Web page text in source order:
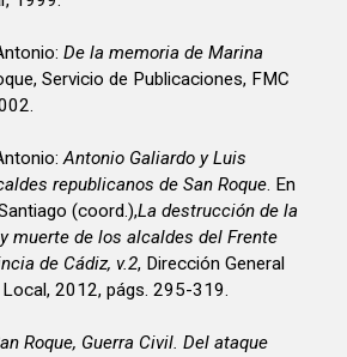
De la memoria de Marina
Servicio de Publicaciones, FMC
Antonio Galiardo y Luis
republicanos de San Roque. En
(coord.),La destrucción de la
muerte de los alcaldes del Frente
de Cádiz, v.2, Dirección General
2012, págs. 295-319.
Roque, Guerra Civil. Del ataque